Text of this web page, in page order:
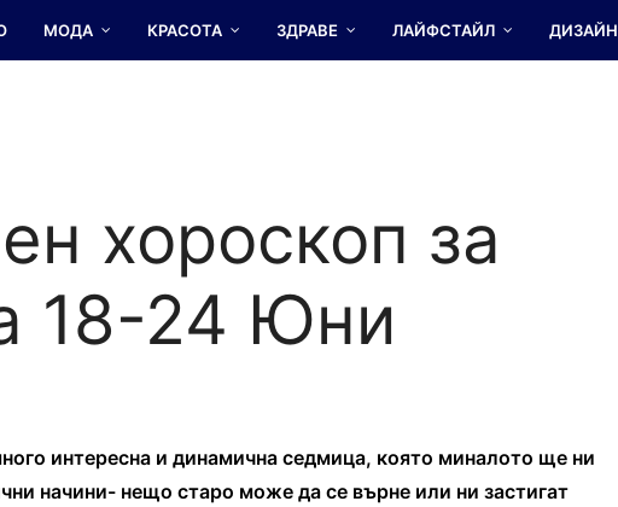
МОДА КРАСОТА ЗДРАВЕ ЛАЙФСТАЙЛ ДИЗАЙН
хороскоп за
18-24 Юни
интересна и динамична седмица, която миналото ще ни
начини- нещо старо може да се върне или ни застигат